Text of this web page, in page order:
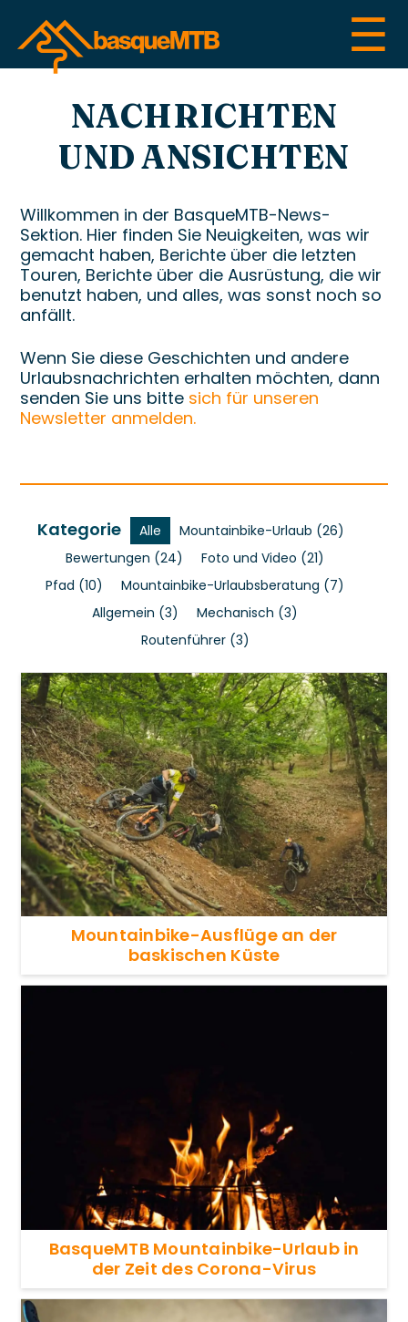
☰
NACHRICHTEN
UND ANSICHTEN
Willkommen in der BasqueMTB-News-
Sektion. Hier finden Sie Neuigkeiten, was wir
gemacht haben, Berichte über die letzten
Touren, Berichte über die Ausrüstung, die wir
benutzt haben, und alles, was sonst noch so
anfällt.
Wenn Sie diese Geschichten und andere
Urlaubsnachrichten erhalten möchten, dann
senden Sie uns bitte sich für unseren
Newsletter anmelden.
Kategorie Alle Mountainbike-Urlaub (26)
Bewertungen (24) Foto und Video (21)
Pfad (10) Mountainbike-Urlaubsberatung (7)
Allgemein (3) Mechanisch (3)
Routenführer(3)
Mountainbike-Ausflüge an der
baskischen Küste
BasqueMTB Mountainbike-Urlaub in
der Zeit des Corona-Virus